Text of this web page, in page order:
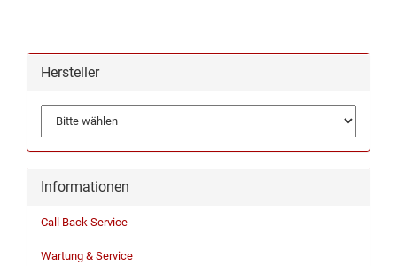
Hersteller
Informationen
Call Back Service
Wartung & Service